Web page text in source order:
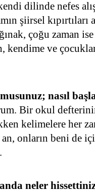
dilinde nefes
şiirsel
çoğu zaman
kendime ve
nasıl
Bir okul
kelimelere her
an, onların beni de
anda neler